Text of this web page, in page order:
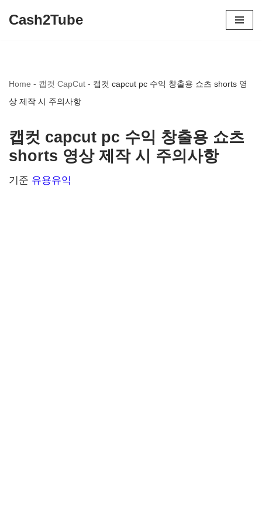
로
건
뛰
기
Cash2Tube
Home - 캡컷 CapCut - 캡컷 capcut pc 수익 창출용 쇼츠 shorts 영
상 제작 시 주의사항
캡컷 capcut pc 수익 창출용 쇼츠
shorts 영상 제작 시 주의사항
기준 유용유익